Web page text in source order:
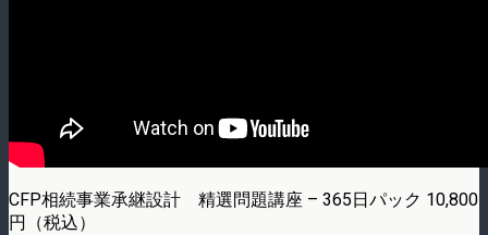
CFP相続事業承継設計 精選問題講座 – 365日パック 10,800
円（税込）